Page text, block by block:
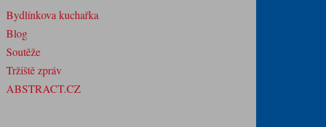
Bydlínkova kuchařka
Blog
Soutěže
Tržiště zpráv
ABSTRACT.CZ